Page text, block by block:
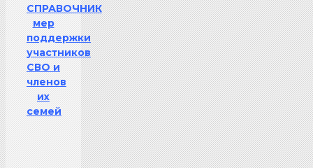
СПРАВОЧНИК
мер
поддержки
участников
СВО и
членов
их
семей